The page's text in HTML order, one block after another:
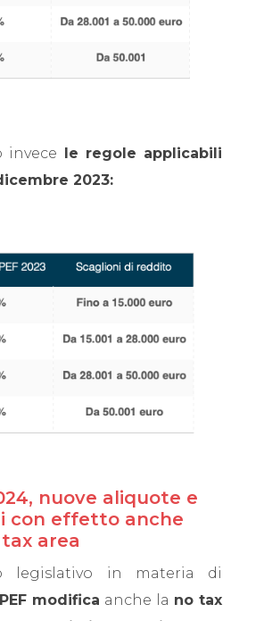
invece
le regole applicabili
2023:
nuove aliquote e
con effetto anche
area
legislativo in materia di
modifica anche la no tax